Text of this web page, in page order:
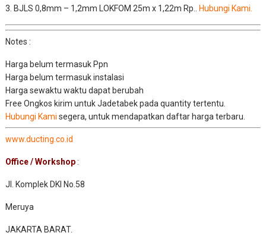
3. BJLS 0,8mm – 1,2mm LOKFOM 25m x 1,22m Rp..Hubungi Kami.
Notes :
Harga belum termasuk Ppn
Harga belum termasuk instalasi
Harga sewaktu waktu dapat berubah
Free Ongkos kirim untuk Jadetabek pada quantity tertentu.
Hubungi Kami segera, untuk mendapatkan daftar harga terbaru.
www.ducting.co.id
Office / Workshop :
Jl. Komplek DKI No.58
Meruya
JAKARTA BARAT.